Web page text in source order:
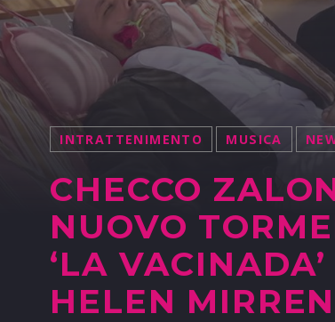
INTRATTENIMENTO MUSICA
CHECCO
NUOVO
‘LA VACINADA’
HELEN MIRREN